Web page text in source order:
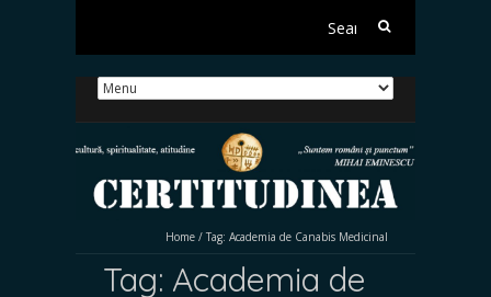
Search
Home / Tag: Academia de Canabis Medicinal
Tag: Academia de